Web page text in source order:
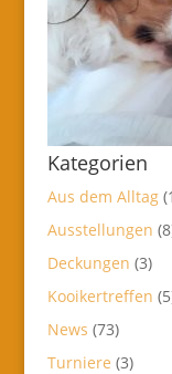
Kategorien
Aus dem Alltag
Ausstellungen
Deckungen (3)
Kooikertreffen
News (73)
Turniere (3)